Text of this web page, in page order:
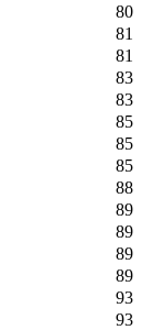
80
81
81
83
83
85
85
85
88
89
89
89
89
93
93